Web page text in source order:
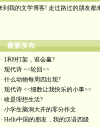
到我的文学博客! 走过路过的朋友都
最新发布
· 1和9打架，谁会赢?
· 现代诗 <<轮回>>
· 什么动物每周四出现?
· 现代诗 <<细数让我快乐的小事>>
· 啥是理想生活?
· 小学生脑洞大开的零分作文
· Hello中国的朋友，我的汉语四级